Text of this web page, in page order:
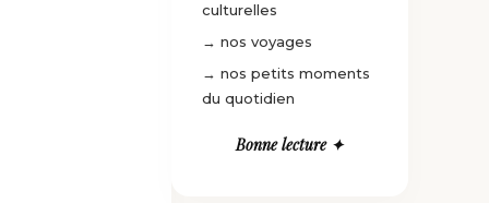
culturelles
→ nos voyages
→ nos petits moments
du quotidien
Bonne lecture ✦